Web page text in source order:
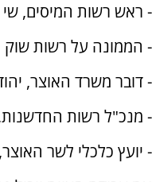
- ראש רשות המיסים, שי
- הממונה על רשות שוק
- דובר משרד האוצר,
- מנכ"ל רשות החדשנות,
- יועץ כלכלי לשר